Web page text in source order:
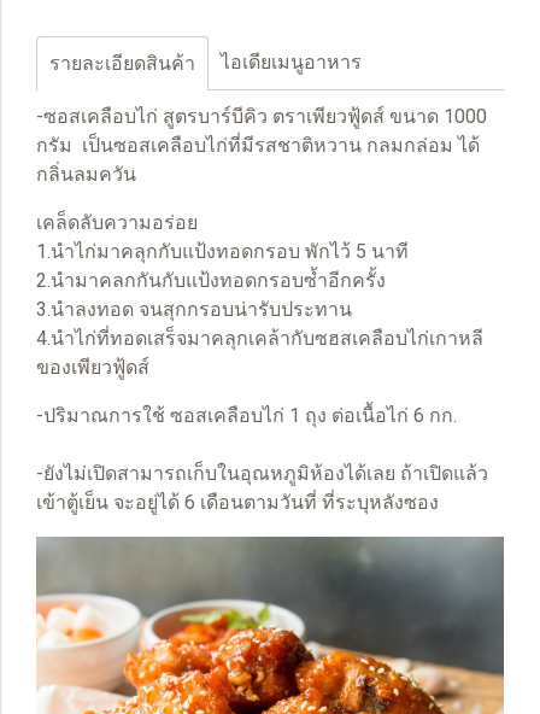
รายละเอียดสินค้า ไอเดียเมนูอาหาร
-ซอสเคลือบไก่ สูตรบาร์บีคิว ตราเพียวฟู้ดส์ ขนาด 1000
กรัม เป็นซอสเคลือบไก่ที่มีรสชาติหวาน กลมกล่อม ได้
กลิ่นลมควัน
เคล็ดลับความอร่อย
1.นำไก่มาคลุกกับแป้งทอดกรอบ พักไว้ 5 นาที
2.นำมาคลกกันกับแป้งทอดกรอบซ้ำอีกครั้ง
3.นำลงทอด จนสุกกรอบน่ารับประทาน
4.นำไก่ที่ทอดเสร็จมาคลุกเคล้ากับซฮสเคลือบไก่เกาหลี
ของเพียวฟู้ดส์
-ปริมาณการใช้ ซอสเคลือบไก่ 1 ถุง ต่อเนื้อไก่ 6 กก.
-ยังไม่เปิดสามารถเก็บในอุณหภูมิห้องได้เลย ถ้าเปิดแล้ว
เข้าตู้เย็น จะอยู่ได้ 6 เดือนตามวันที่ ที่ระบุหลังซอง